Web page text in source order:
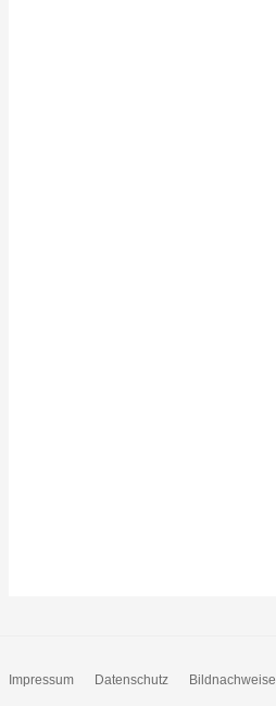
Impressum Datenschutz Bildnachweise